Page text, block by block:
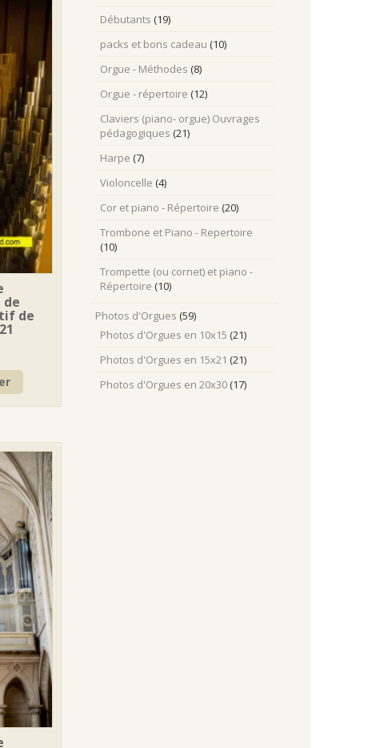
de
Débutants (19)
packs et bons cadeau (10)
Orgue - Méthodes (8)
Orgue - répertoire (12)
Claviers (piano- orgue) Ouvrages
pédagogiques (21)
Harpe (7)
Violoncelle (4)
Cor et piano - Répertoire (20)
Trombone et Piano - Repertoire
(10)
Trompette (ou cornet) et piano -
Répertoire (10)
Photos d'Orgues (59)
Photos d'Orgues en 10x15 (21)
Photos d'Orgues en 15x21 (21)
Photos d'Orgues en 20x30 (17)